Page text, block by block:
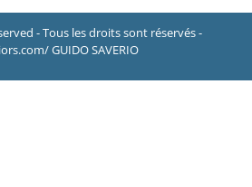
- Tous les droits sont réservés -
GUIDO SAVERIO